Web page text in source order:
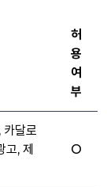
허
용
여
부
카달로
고, 제
O